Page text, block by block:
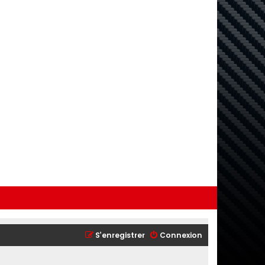
Connexion
S’enregistrer